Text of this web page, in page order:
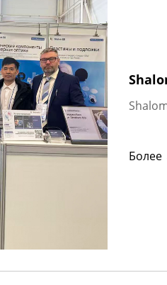
Более